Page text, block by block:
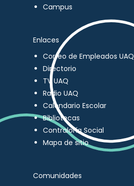
Campus
Enlaces
Correo de Empleados UAQ
Directorio
TV UAQ
Radio UAQ
Calendario Escolar
Bibliotecas
Contraloría Social
Mapa de sitio
Comunidades